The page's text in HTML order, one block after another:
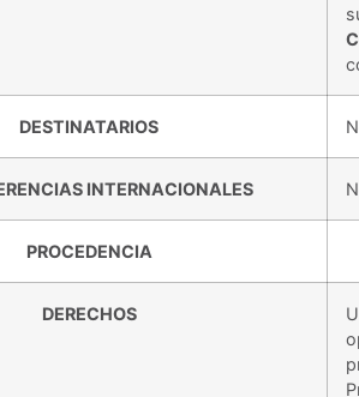
DESTINATARIOS
INTERNACIONALES
PROCEDENCIA
DERECHOS